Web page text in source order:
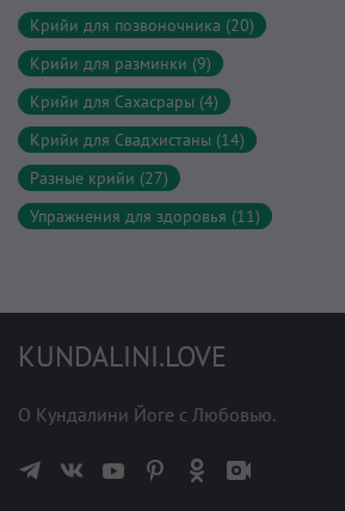
Крийи для позвоночника (20)
Крийи для разминки (9)
Крийи для Сахасрары (4)
Крийи для Свадхистаны (14)
Разные крийи (27)
Упражнения для здоровья (11)
KUNDALINI.LOVE
О Кундалини Йоге с Любовью.